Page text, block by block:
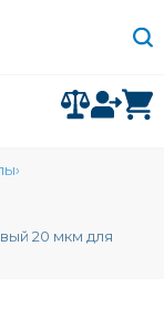
20 мкм для